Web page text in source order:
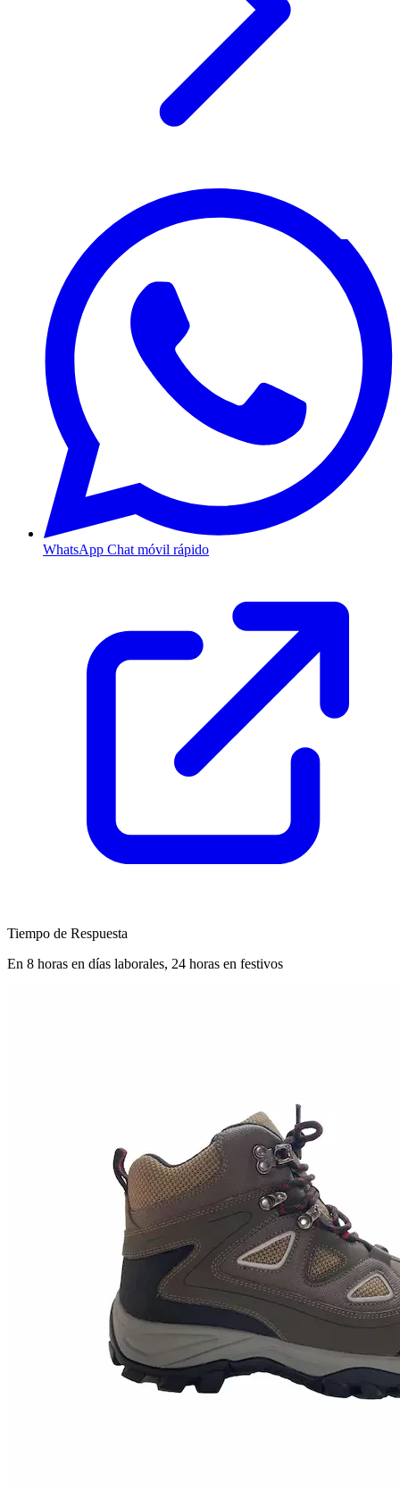
WhatsApp Chat móvil rápido
Tiempo de Respuesta
En 8 horas en días laborales, 24 horas en festivos